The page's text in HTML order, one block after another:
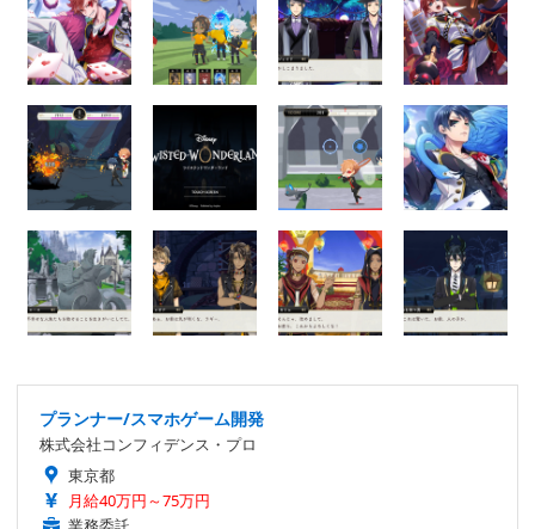
プランナー/スマホゲーム開発
株式会社コンフィデンス・プロ
東京都
月給40万円～75万円